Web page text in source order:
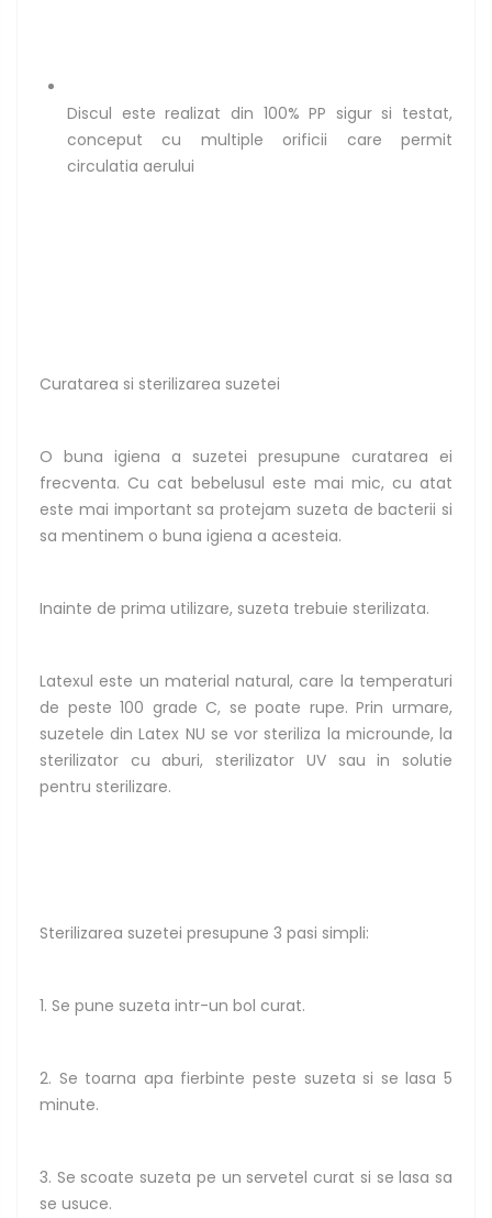
Discul este realizat din 100% PP sigur si testat,
conceput cu multiple orificii care permit
circulatia aerului
Curatarea si sterilizarea suzetei
O buna igiena a suzetei presupune curatarea ei
frecventa. Cu cat bebelusul este mai mic, cu atat
este mai important sa protejam suzeta de bacterii si
sa mentinem o buna igiena a acesteia.
Inainte de prima utilizare, suzeta trebuie sterilizata.
Latexul este un material natural, care la temperaturi
de peste 100 grade C, se poate rupe. Prin urmare,
suzetele din Latex NU se vor steriliza la microunde, la
sterilizator cu aburi, sterilizator UV sau in solutie
pentru sterilizare.
Sterilizarea suzetei presupune 3 pasi simpli:
1. Se pune suzeta intr-un bol curat.
2. Se toarna apa fierbinte peste suzeta si se lasa 5
minute.
3. Se scoate suzeta pe un servetel curat si se lasa sa
se usuce.